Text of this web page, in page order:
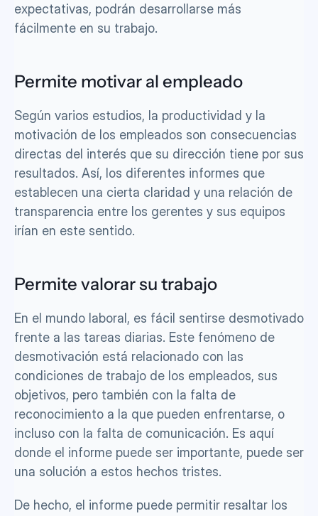
expectativas, podrán desarrollarse más
fácilmente en su trabajo.
Permite motivar al empleado
Según varios estudios, la productividad y la
motivación de los empleados son consecuencias
directas del interés que su dirección tiene por sus
resultados. Así, los diferentes informes que
establecen una cierta claridad y una relación de
transparencia entre los gerentes y sus equipos
irían en este sentido.
Permite valorar su trabajo
En el mundo laboral, es fácil sentirse desmotivado
frente a las tareas diarias. Este fenómeno de
desmotivación está relacionado con las
condiciones de trabajo de los empleados, sus
objetivos, pero también con la falta de
reconocimiento a la que pueden enfrentarse, o
incluso con la falta de comunicación. Es aquí
donde el informe puede ser importante, puede ser
una solución a estos hechos tristes.
De hecho, el informe puede permitir resaltar los